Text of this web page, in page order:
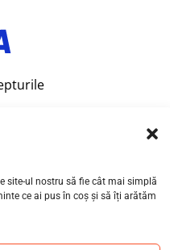
site-ul nostru să fie cât mai simplă
ce ai pus în coș și să îți arătăm